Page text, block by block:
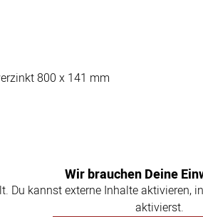
800 x 141 mm
Wir brauchen Deine
Du kannst externe Inhalte
aktivierst.